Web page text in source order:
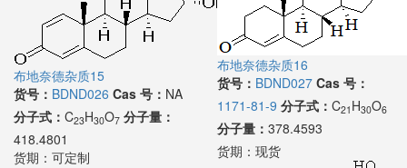
布地奈德杂质15
货号： BDND026 Cas 号： NA
分子式： C23H30O7 分子量：
418.4801
货期： 可定制
布地奈德杂质16
货号： BDND027 Cas 号：
1171-81-9 分子式： C21 H30O6
分子量： 378.4593
货期： 现货